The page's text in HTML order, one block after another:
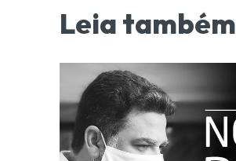
Leia também